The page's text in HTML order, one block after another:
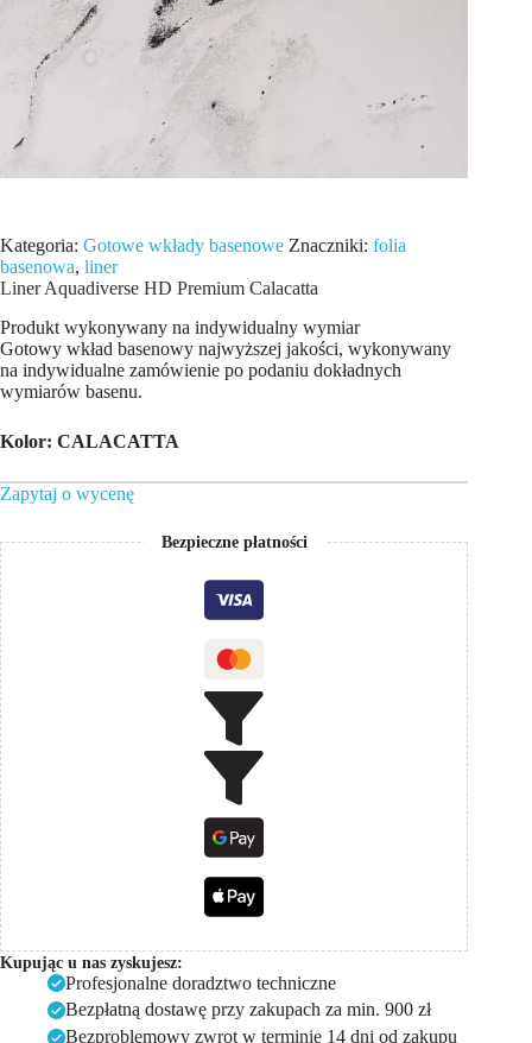
Kategoria: Gotowe wkłady basenowe Znaczniki: folia
basenowa, liner
Liner Aquadiverse HD Premium Calacatta
Produkt wykonywany na indywidualny wymiar
Gotowy wkład basenowy najwyższej jakości, wykonywany
na indywidualne zamówienie po podaniu dokładnych
wymiarów basenu.
Kolor: CALACATTA
Zapytaj o wycenę
Bezpieczne płatności
Kupując u nas zyskujesz:
Profesjonalne doradztwo techniczne
Bezpłatną dostawę przy zakupach za min. 900 zł
Bezproblemowy zwrot w terminie 14 dni od zakupu